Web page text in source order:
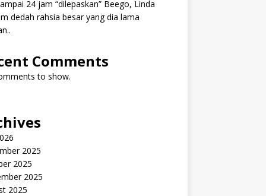
24 jam “dilepaskan” Beego, Linda
dedah rahsia besar yang dia lama
Comments
to show.
2025
2025
2025
2025